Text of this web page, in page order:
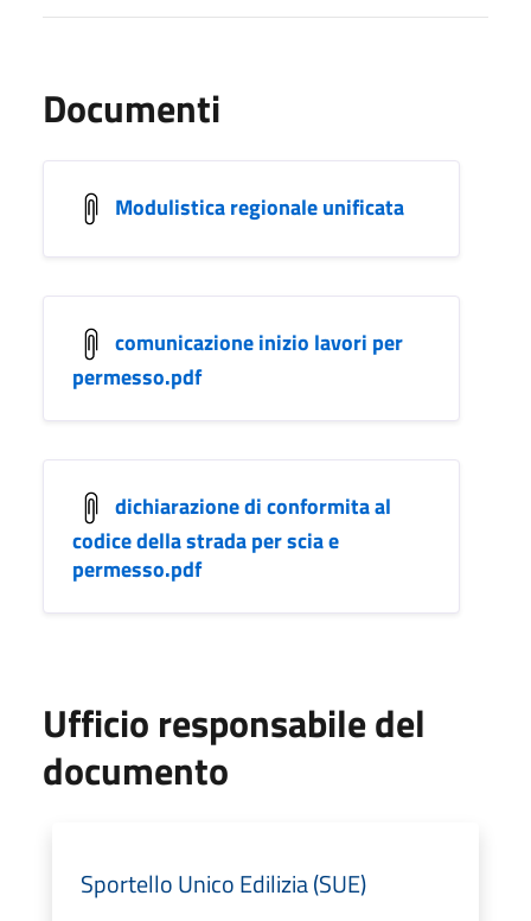
Documenti
Modulistica regionale unificata
comunicazione inizio lavori per
permesso.pdf
dichiarazione di conformita al
codice della strada per scia e
permesso.pdf
Ufficio responsabile del
documento
Sportello Unico Edilizia (SUE)